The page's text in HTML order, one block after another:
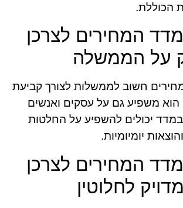
הכוללת.
8: מדד המחירים לצרכן
על הממשלה
חשוב לממשלות לצורך קביעת
הוא משפיע גם על עסקים ואנשים
במדד יכולים להשפיע על החלטות
יומיומיות.
9: מדד המחירים לצרכן
לחלוטין